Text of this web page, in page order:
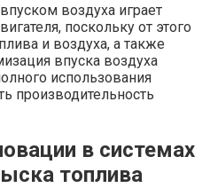
воздуха играет
поскольку от этого
и воздуха, а также
впуска воздуха
использования
производительность
в системах
топлива